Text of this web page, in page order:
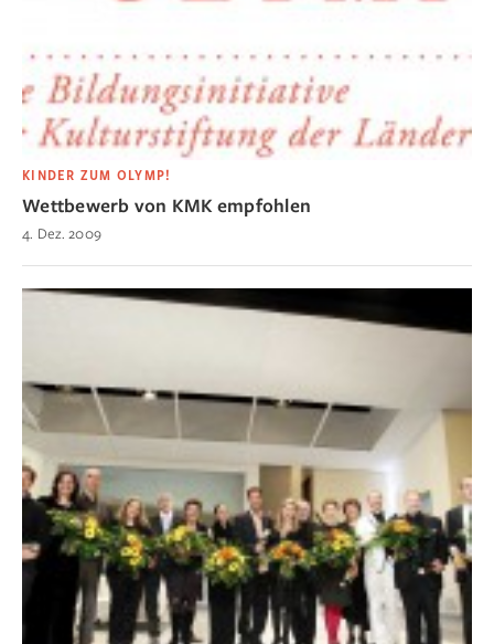
KINDER ZUM OLYMP!
Wettbewerb von KMK empfohlen
4. Dez. 2009